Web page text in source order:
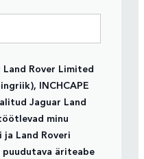
Rover Limited
INCHCAPE
Jaguar Land
minu
ja Land Roveri
äriteabe